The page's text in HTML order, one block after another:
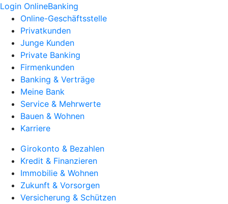
Login OnlineBanking
Online-Geschäftsstelle
Privatkunden
Junge Kunden
Private Banking
Firmenkunden
Banking & Verträge
Meine Bank
Service & Mehrwerte
Bauen & Wohnen
Karriere
Girokonto & Bezahlen
Kredit & Finanzieren
Immobilie & Wohnen
Zukunft & Vorsorgen
Versicherung & Schützen